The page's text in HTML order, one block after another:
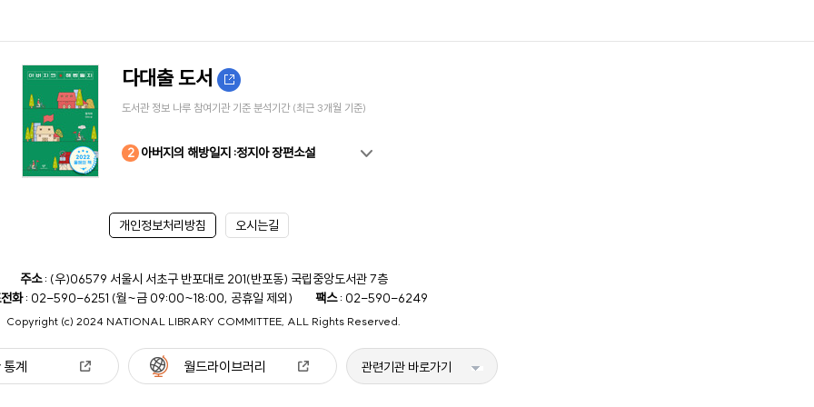
다대출 도서
도서관 정보 나루 참여기관 기준 분석기간 (최근 3개월 기준)
1
2 아버지의 해방일지 :정지아 장편소설
3
4
5
6
7
8
9
10
개인정보처리방침 오시는길
주소: (우)06579 서울시 서초구 반포대로 201(반포동) 국립중앙도서관 7층
화: 02-590-6251 (월~금 09:00~18:00, 공휴일 제외) 팩스: 02-590-6249
Copyright (c) 2024 NATIONAL LIBRARY COMMITTEE, ALL Rights Reserved.
통계 월드라이브러리 관련기관 바로가기